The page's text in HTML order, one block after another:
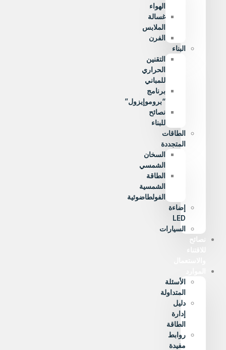
الهواء
غسالة
الملابس
الفرن
البناء
التقنين
الحراري
للمباني
برنامج
“بروموإيزول”
نصائح
للبناء
الطاقات
المتجددة
السخان
الشمسي
الطاقة
الشمسية
الفولطاضوئية
إضاءة
LED
السيارات
نصائح
الأسئلة
المتداولة
دليل
إدارة
الطاقة
روابط
مفيدة